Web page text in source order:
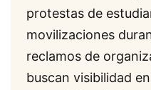
protestas de
movilizaciones
reclamos de
buscan visibilidad